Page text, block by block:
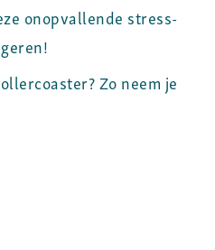
onopvallende stress-
Zo neem je